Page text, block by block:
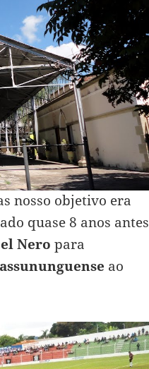
nosso objetivo era
quase 8 anos antes
Nero para
ao